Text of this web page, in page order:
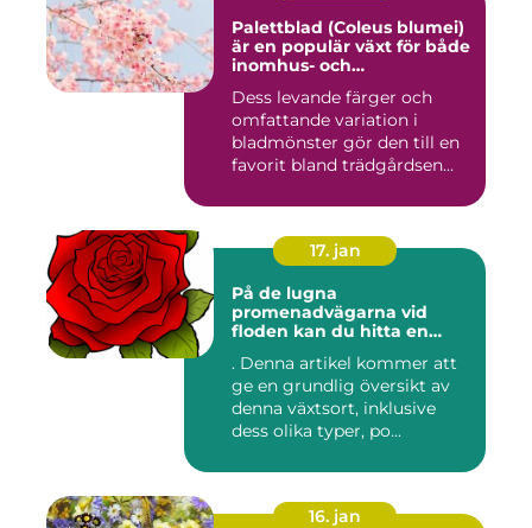
Palettblad (Coleus blumei)
är en populär växt för både
inomhus- och
Dess levande färger och
omfattande variation i
bladmönster gör den till en
favorit bland trädgårdsen...
17. jan
På de lugna
promenadvägarna vid
floden kan du hitta en
som kallas Palettblad River
Walk
. Denna artikel kommer att
ge en grundlig översikt av
denna växtsort, inklusive
dess olika typer, po...
16. jan